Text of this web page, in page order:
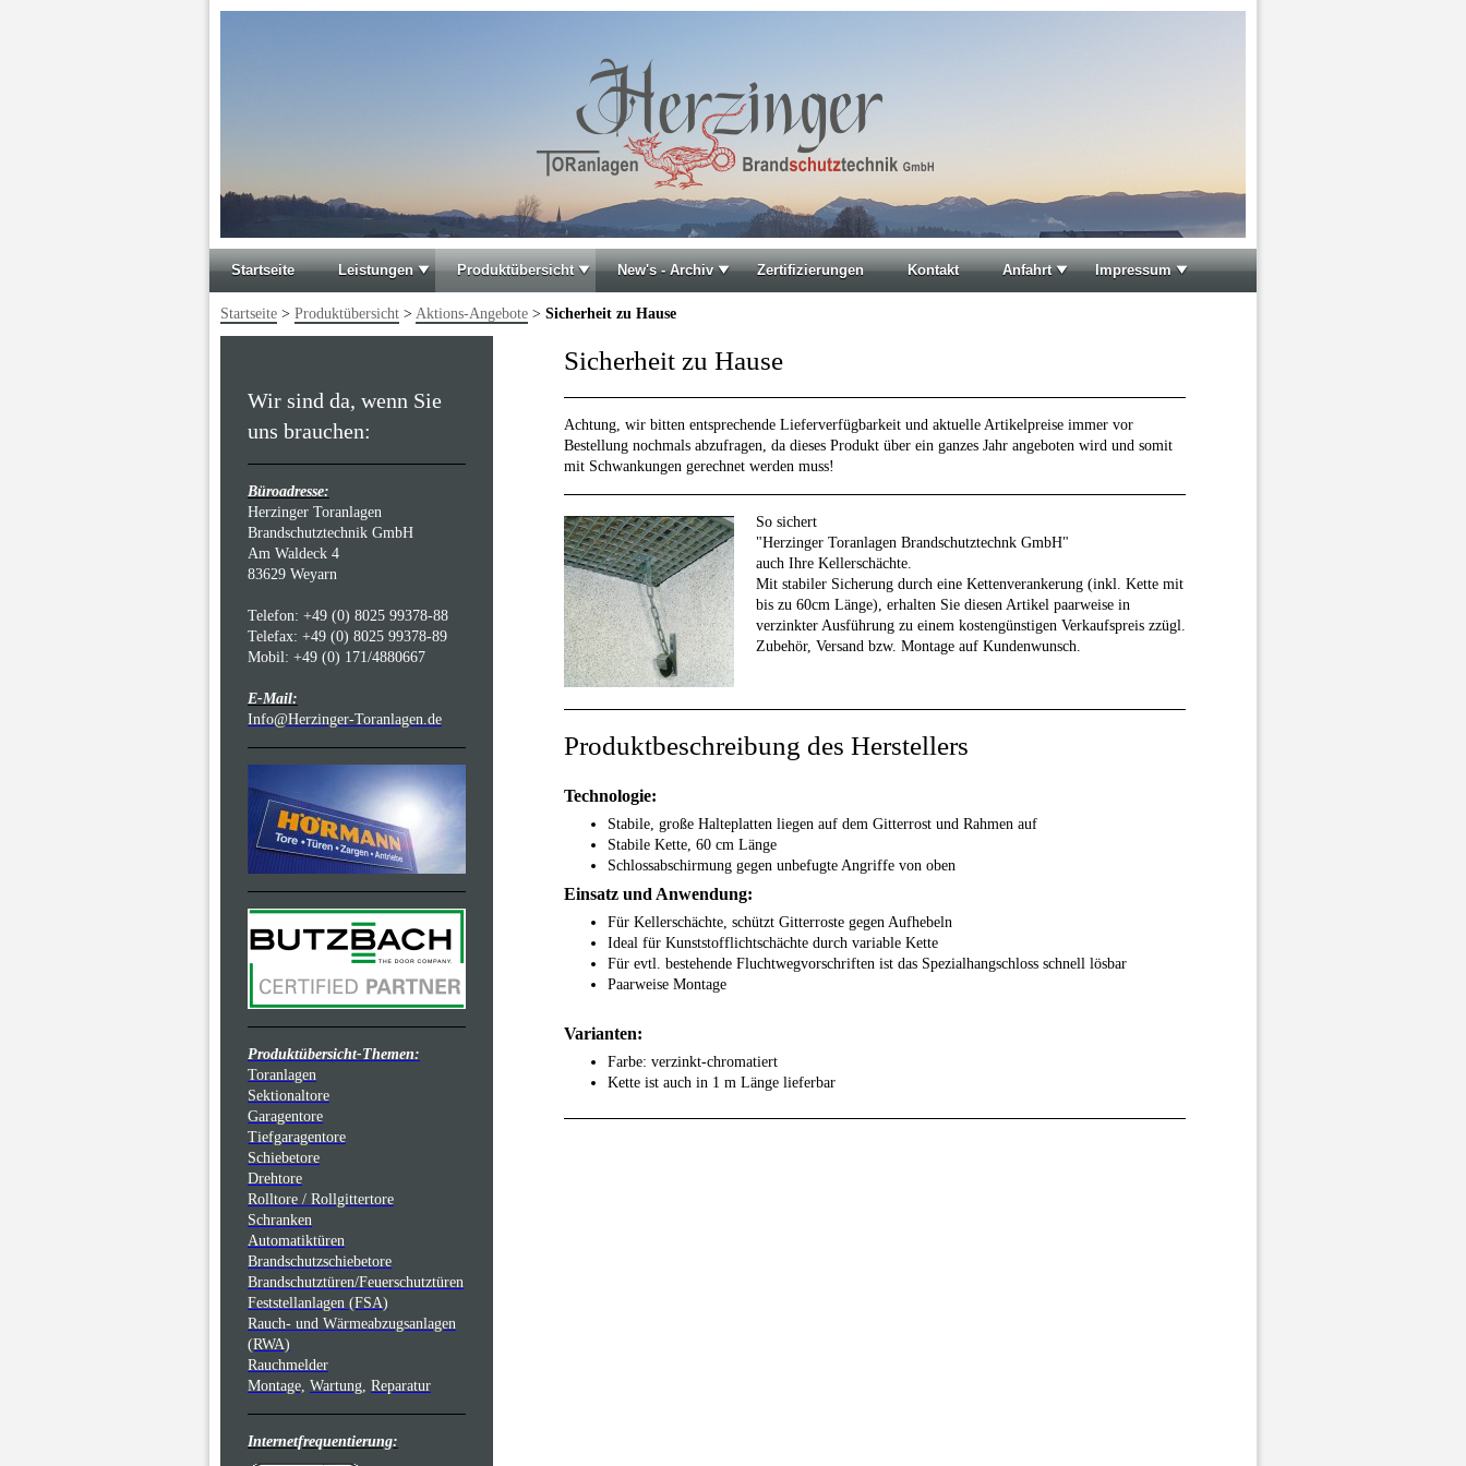
Startseite Leistungen Produktübersicht New's - Archiv Zertifizierungen Kontakt Anfahrt Impressum
Startseite > Produktübersicht > Aktions-Angebote > Sicherheit zu Hause
Sicherheit zu Hause
Achtung, wir bitten entsprechende Lieferverfügbarkeit und aktuelle Artikelpreise immer vor
Bestellung nochmals abzufragen, da dieses Produkt über ein ganzes Jahr angeboten wird und somit
mit Schwankungen gerechnet werden muss!
So sichert
"Herzinger Toranlagen Brandschutztechnk GmbH"
auch Ihre Kellerschächte.
Mit stabiler Sicherung durch eine Kettenverankerung (inkl. Kette mit
bis zu 60cm Länge), erhalten Sie diesen Artikel paarweise in
verzinkter Ausführung zu einem kostengünstigen Verkaufspreis zzügl.
Zubehör, Versand bzw. Montage auf Kundenwunsch.
Produktbeschreibung des Herstellers
Technologie:
Stabile, große Halteplatten liegen auf dem Gitterrost und Rahmen auf
Stabile Kette, 60 cm Länge
Schlossabschirmung gegen unbefugte Angriffe von oben
Einsatz und Anwendung:
Für Kellerschächte, schützt Gitterroste gegen Aufhebeln
Ideal für Kunststofflichtschächte durch variable Kette
Für evtl. bestehende Fluchtwegvorschriften ist das Spezialhangschloss schnell lösbar
Paarweise Montage
Varianten:
Farbe: verzinkt-chromatiert
Kette ist auch in 1 m Länge lieferbar
Wir sind da, wenn Sie
uns brauchen:
Büroadresse:
Herzinger Toranlagen
Brandschutztechnik GmbH
Am Waldeck 4
83629 Weyarn
Telefon: +49 (0) 8025 99378-88
Telefax: +49 (0) 8025 99378-89
Mobil: +49 (0) 171/4880667
E-Mail:
Info@Herzinger-Toranlagen.de
Produktübersicht-Themen:
Toranlagen
Sektionaltore
Garagentore
Tiefgaragentore
Schiebetore
Drehtore
Rolltore / Rollgittertore
Schranken
Automatiktüren
Brandschutzschiebetore
Brandschutztüren/Feuerschutztüren
Feststellanlagen (FSA)
Rauch- und Wärmeabzugsanlagen
(RWA)
Rauchmelder
Montage, Wartung, Reparatur
Internetfrequentierung: